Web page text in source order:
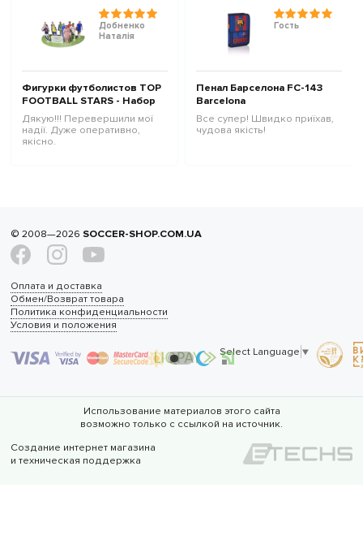
Добненко
Наталія
Фигурки футболистов TOP
FOOTBALL STARS - Набор
The Football Stars Collection
1 10100250
Дякую!!! Перевершили мої
надії. Дуже оперативно,
якісно.
Гость
Пенал Барселона FC-143
Barcelona
Все супер! Швидко приїхав,
чудова якість!
© 2008—2026 SOCCER-SHOP.COM.UA
Оплата и доставка
Обмен/Возврат товара
Политика конфиденциальности
Условия и положения
Select Language ▼
Использование материалов этого сайта
возможно только с ссылкой на источник.
Создание интернет магазина
и техническая поддержка